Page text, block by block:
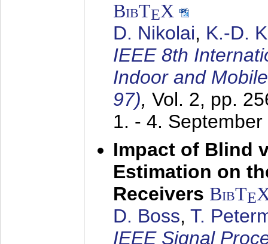
BibTEX
D. Nikolai, K.-D.
IEEE 8th
Indoor and
97), Vol. 2, pp.
1. - 4. September
Impact of Blind
Estimation on
Receivers BibTE
D. Boss, T.
IEEE Signal